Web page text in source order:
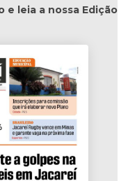
e leia a nossa Edição